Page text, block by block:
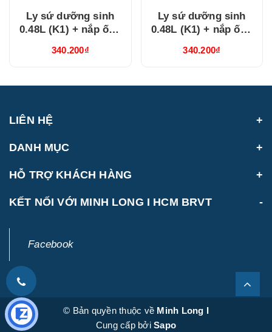
Ly sứ dưỡng sinh
0.48L (K1) + nắp ống
(214888VHNH)
340.200₫
Ly sứ dưỡng sinh
0.48L (K1) + nắp ống
Bộ Sài Gòn
340.200₫
LIÊN HỆ
DANH MỤC
HỖ TRỢ KHÁCH HÀNG
KẾT NỐI VỚI MINH LONG I HCM BRVT
Facebook
© Bản quyền thuộc về Minh Long I
Cung cấp bởiSapo